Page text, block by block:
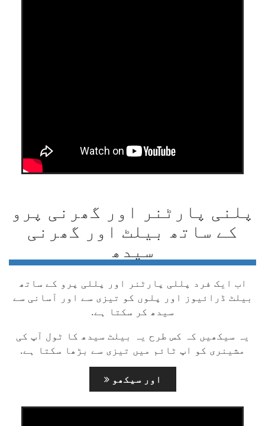
پلنی پارٹنر اور گھرنی پرو
کے ساتھ بیلٹ اور گھرنی
سیدھ
اب ایک فرد پللی پارٹنر اور پللی پرو کے ساتھ
بیلٹ ڈرائیوز اور پلوں کو تیزی سے اور آسانی سے
سیدھ کر سکتا ہے.
یہ سیکھیں کہ کس طرح یہ بیلٹ سیدھ کا ٹول آپ کی
مشینری کو اپ ٹائم میں تیزی سے بڑھا سکتا ہے.
اور سيکھو